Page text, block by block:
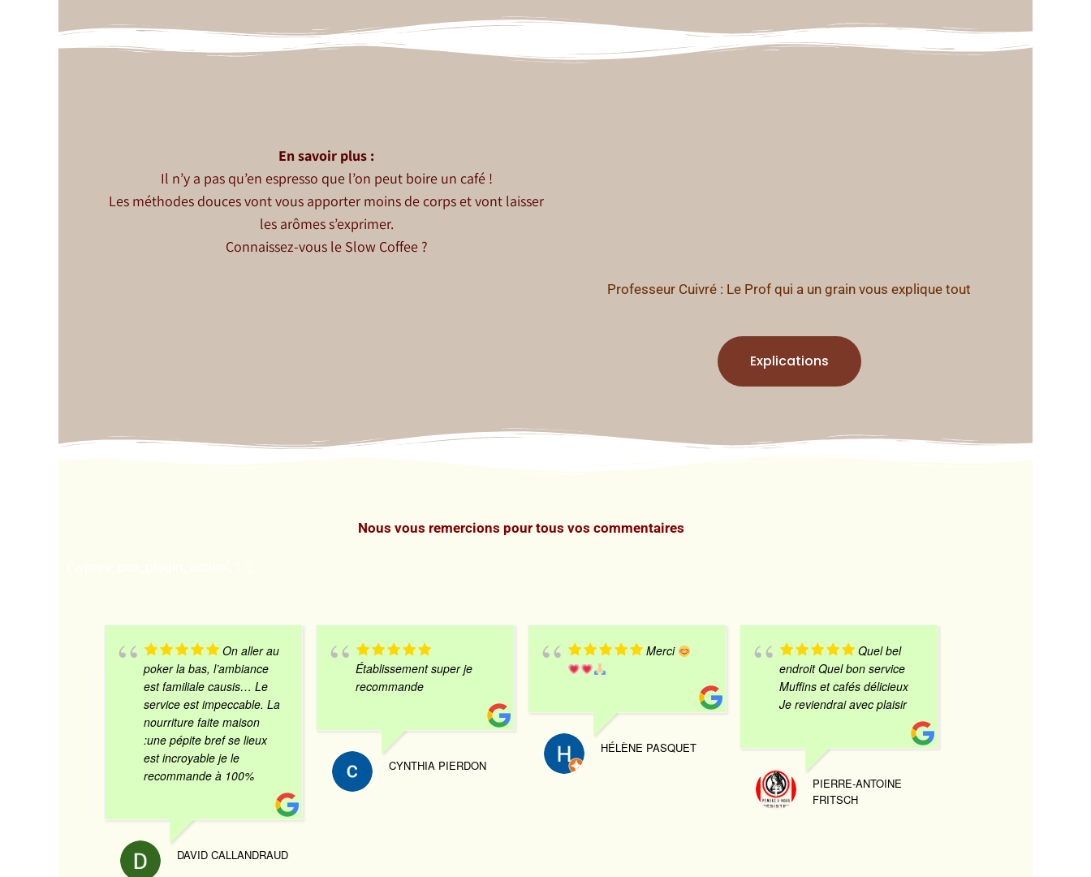
En savoir plus :
Il n’y a pas qu’en espresso que l’on peut boire un café !
Les méthodes douces vont vous apporter moins de corps et vont laisser
les arômes s’exprimer.
Connaissez-vous le Slow Coffee ?
Professeur Cuivré : Le Prof qui a un grain vous explique tout
Explications
Nous vous remercions pour tous vos commentaires
On aller au
poker la bas, l’ambiance
est familiale causis… Le
service est impeccable. La
nourriture faite maison
:une pépite bref se lieux
est incroyable je le
recommande à 100%
DAVID CALLANDRAUD
Établissement super je
recommande
CYNTHIA PIERDON
Merci
HÉLÈNE PASQUET
Quel bel
endroit Quel bon service
Muffins et cafés délicieux
Je reviendrai avec plaisir
PIERRE-ANTOINE
FRITSCH